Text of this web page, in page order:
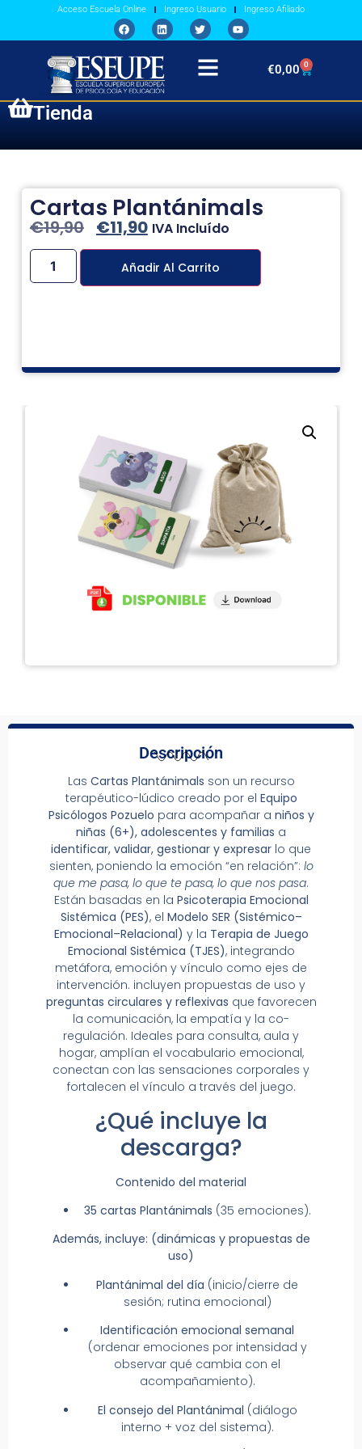
Acceso Escuela Online Ingreso Usuario Ingreso Afiliado
€0,00 0
Tienda
Cartas Plantánimals
€19,90 €11,90 IVA Incluído
Añadir Al Carrito
Descripción
Las Cartas Plantánimals son un recurso
terapéutico-lúdico creado por el Equipo
Psicólogos Pozuelo para acompañar a niños y
niñas (6+), adolescentes y familias a
identificar, validar, gestionar y expresar lo que
sienten, poniendo la emoción “en relación”: lo
que me pasa, lo que te pasa, lo que nos pasa.
Están basadas en la Psicoterapia Emocional
Sistémica (PES), el Modelo SER (Sistémico–
Emocional–Relacional) y la Terapia de Juego
Emocional Sistémica (TJES), integrando
metáfora, emoción y vínculo como ejes de
intervención. incluyen propuestas de uso y
preguntas circulares y reflexivas que favorecen
la comunicación, la empatía y la co-
regulación. Ideales para consulta, aula y
hogar, amplían el vocabulario emocional,
conectan con las sensaciones corporales y
fortalecen el vínculo a través del juego.
¿Qué incluye la
descarga?
Contenido del material
35 cartas Plantánimals (35 emociones).
Además, incluye: (dinámicas y propuestas de
uso)
Plantánimal del día (inicio/cierre de
sesión; rutina emocional)
Identificación emocional semanal
(ordenar emociones por intensidad y
observar qué cambia con el
acompañamiento).
El consejo del Plantánimal (diálogo
interno + voz del sistema).